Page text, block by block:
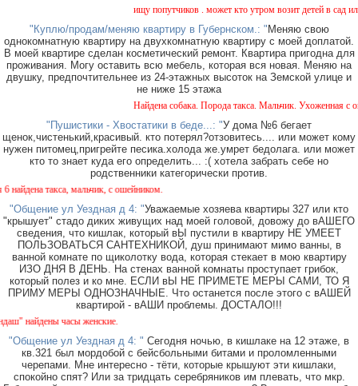
ищу попутчиков . может кто утром возит детей в сад
"Куплю/продам/меняю квартиру в Губернском.: " Меняю свою
однокомнатную квартиру на двухкомнатную квартиру с моей доплатой.
В моей квартире сделан косметический ремонт. Квартира пригодна для
проживания. Могу оставить всю мебель, которая вся новая. Меняю на
двушку, предпочтительнее из 24-этажных высоток на Земской улице и
не ниже 15 этажа
Найдена собака. Порода такса. Мальчик. Ухоженная с
"Пушистики - Хвостатики в беде...: "У дома №6 бегает
щенок,чистенький,красивый. кто потерял?отзовитесь.... или может кому
нужен питомец,пригрейте песика.холода же.умрет бедолага. или может
кто то знает куда его определить... :( хотела забрать себе но
родственники категорически против.
такса, мальчик, с ошейником.
"Общение ул Уездная д 4: "Уважаемые хозяева квартиры 327 или кто
"крышует" стадо диких живущих над моей головой, довожу до вАШЕГО
сведения, что кишлак, который вЫ пустили в квартиру НЕ УМЕЕТ
ПОЛЬЗОВАТЬСЯ САНТЕХНИКОЙ, душ принимают мимо ванны, в
ванной комнате по щиколотку вода, которая стекает в мою квартиру
ИЗО ДНЯ В ДЕНЬ. На стенах ванной комнаты проступает грибок,
который полез и ко мне. ЕСЛИ вЫ НЕ ПРИМЕТЕ МЕРЫ САМИ, ТО Я
ПРИМУ МЕРЫ ОДНОЗНАЧНЫЕ. Что останется после этого с вАШЕЙ
квартирой - вАШИ проблемы. ДОСТАЛО!!!
найдены часы женские.
"Общение ул Уездная д 4: " Сегодня ночью, в кишлаке на 12 этаже, в
кв.321 был мордобой с бейсбольными битами и проломленными
черепами. Мне интересно - тёти, которые крышуют эти кишлаки,
спокойно спят? Или за тридцать серебряников им плевать, что мкр.